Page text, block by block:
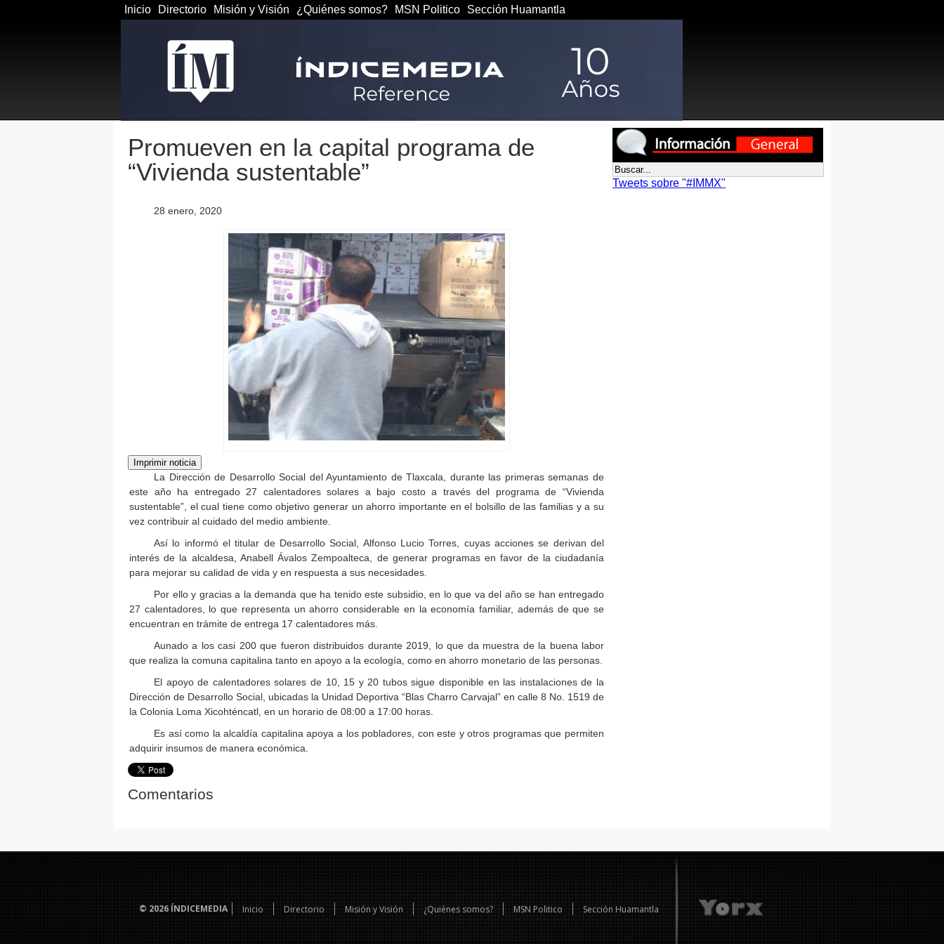
Inicio Directorio Misión y Visión ¿Quiénes somos? MSN Politico Sección Huamantla
Promueven en la capital programa de
“Vivienda sustentable”
28 enero, 2020
La Dirección de Desarrollo Social del Ayuntamiento de Tlaxcala, durante las primeras semanas de
este año ha entregado 27 calentadores solares a bajo costo a través del programa de “Vivienda
sustentable”, el cual tiene como objetivo generar un ahorro importante en el bolsillo de las familias y a su
vez contribuir al cuidado del medio ambiente.
Así lo informó el titular de Desarrollo Social, Alfonso Lucio Torres, cuyas acciones se derivan del
interés de la alcaldesa, Anabell Ávalos Zempoalteca, de generar programas en favor de la ciudadanía
para mejorar su calidad de vida y en respuesta a sus necesidades.
Por ello y gracias a la demanda que ha tenido este subsidio, en lo que va del año se han entregado
27 calentadores, lo que representa un ahorro considerable en la economía familiar, además de que se
encuentran en trámite de entrega 17 calentadores más.
Aunado a los casi 200 que fueron distribuidos durante 2019, lo que da muestra de la buena labor
que realiza la comuna capitalina tanto en apoyo a la ecología, como en ahorro monetario de las personas.
El apoyo de calentadores solares de 10, 15 y 20 tubos sigue disponible en las instalaciones de la
Dirección de Desarrollo Social, ubicadas la Unidad Deportiva “Blas Charro Carvajal” en calle 8 No. 1519 de
la Colonia Loma Xicohténcatl, en un horario de 08:00 a 17:00 horas.
Es así como la alcaldía capitalina apoya a los pobladores, con este y otros programas que permiten
adquirir insumos de manera económica.
Comentarios
Tweets sobre "#IMMX"
Inicio Directorio Misión y Visión ¿Quiénes somos? MSN Politico Sección Huamantla
© 2026 ÍNDICEMEDIA